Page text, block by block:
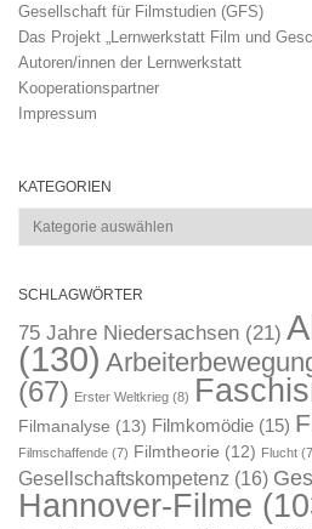
Gesellschaft für Filmstudien (GFS)
Das Projekt „Lernwerkstatt Film und
Autoren/innen der Lernwerkstatt
Kooperationspartner
Impressum
KATEGORIEN
Kategorien
SCHLAGWÖRTER
75 Jahre Niedersachsen (21)
(130)
(67) Erster Weltkrieg (8)
Filmanalyse (13) Filmkomödie (15)
Filmschaffende (7) Filmtheorie (12) Flucht
Gesellschaftskompetenz (16)
Hannover-Filme